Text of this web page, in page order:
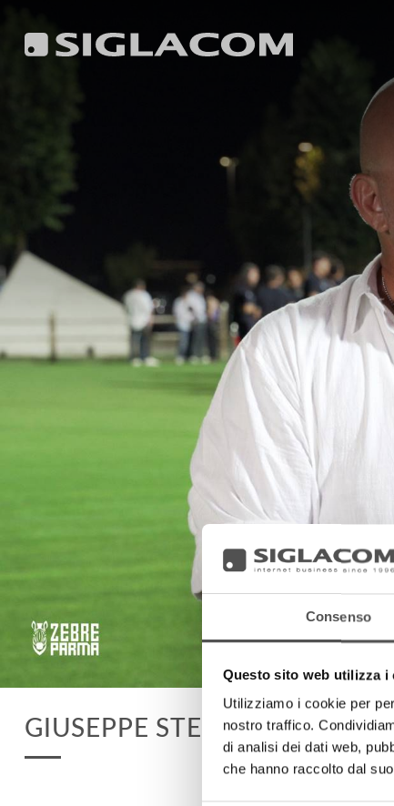
Consenso
Questo sito web utilizza i
Utilizziamo i cookie per
nostro traffico.
di analisi dei dati web,
che hanno raccolto dal
GIUSEPPE STEFANINI